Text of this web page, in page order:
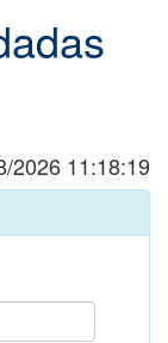
2026 11:18:19